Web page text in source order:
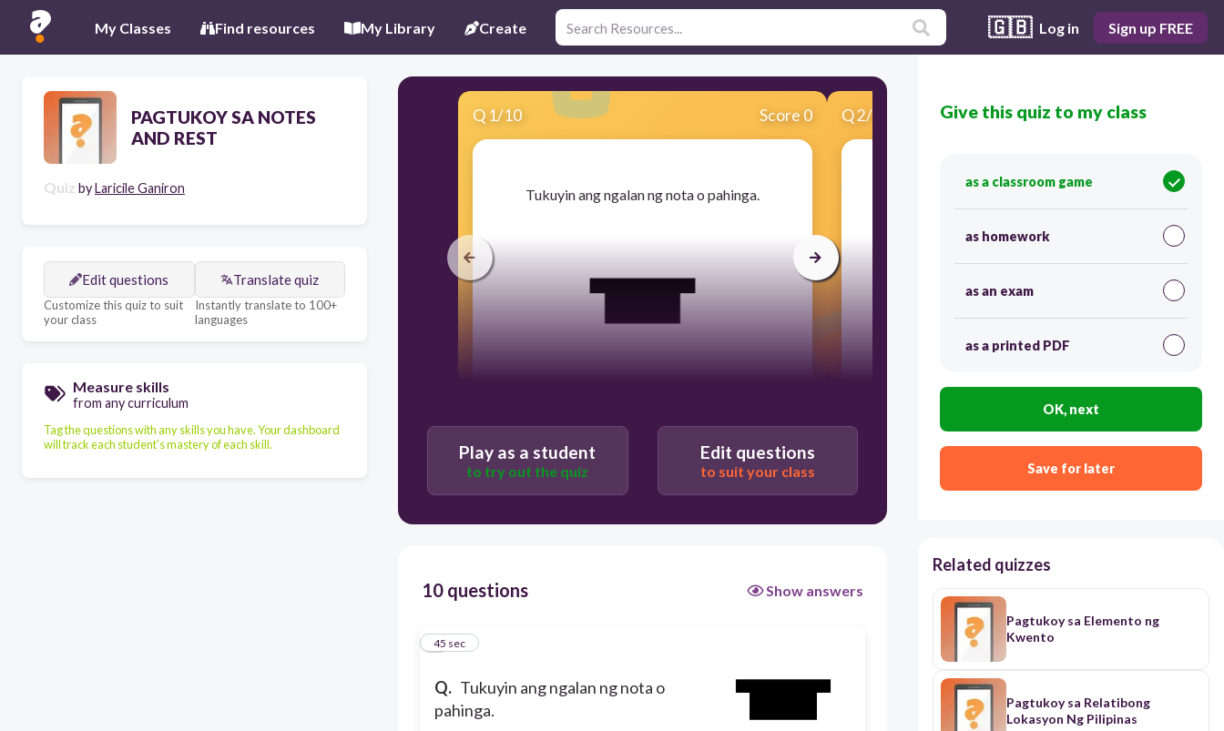
My Classes Find resources My Library Create 🇬🇧 Log in Sign up FREE
PAGTUKOY SA NOTES
AND REST
Quiz byLaricile Ganiron
Edit questions
Customize this quiz to suit
your class
Translate quiz
Instantly translate to 100+
languages
Measure skills
from any curriculum
Tag the questions with any skills you have. Your dashboard
will track each student's mastery of each skill.
Q 1/10 Score 0
​Tukuyin ang ngalan ng nota o pahinga.
Q2/10 Score 0
QUARTER NOTE
EIGHT NOTE
Play as a student
to try out the quiz
Edit questions
to suit your class
10 questions Show answers
Q. Tukuyin ang ngalan ng nota o
pahinga.
1
45 sec
Give this quiz to my class
as a classroom game
as homework
as an exam
as a printed PDF
OK, next
Save for later
Related quizzes
Pagtukoy sa Elemento ng
Kwento
Pagtukoy sa Relatibong
Lokasyon Ng Pilipinas